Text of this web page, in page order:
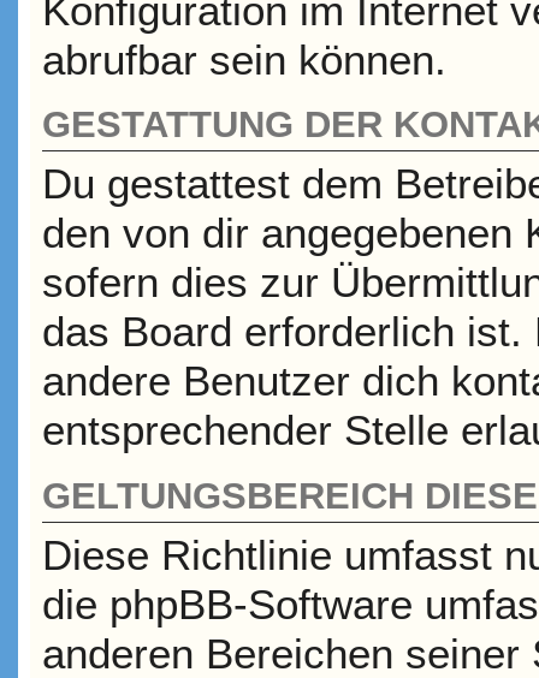
Konfiguration im Internet
abrufbar sein können.
GESTATTUNG DER
Du gestattest dem
den von dir angegebenen
sofern dies zur
das Board erforderlich
andere Benutzer dich
entsprechender Stelle
GELTUNGSBEREICH
Diese Richtlinie umfasst
die phpBB-Software
anderen Bereichen seiner